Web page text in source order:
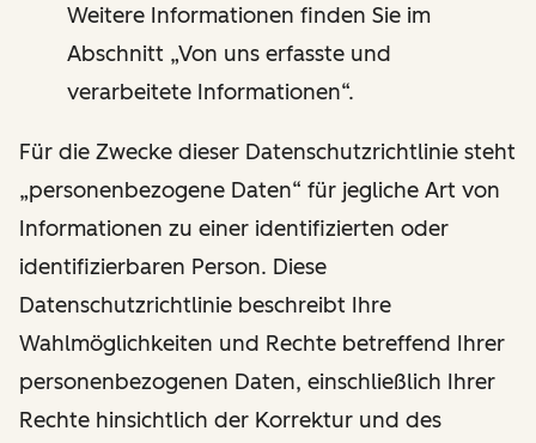
Weitere Informationen finden Sie im
Abschnitt „Von uns erfasste und
verarbeitete Informationen“.
Für die Zwecke dieser Datenschutzrichtlinie steht
„personenbezogene Daten“ für jegliche Art von
Informationen zu einer identifizierten oder
identifizierbaren Person. Diese
Datenschutzrichtlinie beschreibt Ihre
Wahlmöglichkeiten und Rechte betreffend Ihrer
personenbezogenen Daten, einschließlich Ihrer
Rechte hinsichtlich der Korrektur und des